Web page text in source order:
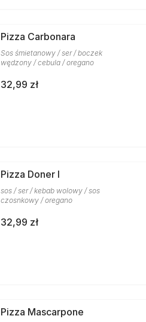
Pizza Carbonara
Sos śmietanowy / ser / boczek
wędzony / cebula / oregano
32,99 zł
Pizza Doner I
sos / ser / kebab wolowy / sos
czosnkowy / oregano
32,99 zł
Pizza Mascarpone